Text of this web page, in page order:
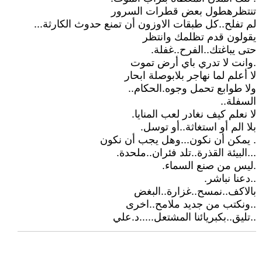
تنتظرهطول بعض قطرات السرور
لم تفلح..كل طبقات الاوزون أن تمنع حدوث الكارثة...
يقولون قدم تظلمك وانتظر
حتى يباغتك..الفرح..غفلة.
.وانت لا تدري باي أرض تموت
لا أعلم لما نهاجر بلابوصلة ابحار
ولا طوابع تحمل وجوه.الحكام..
السفلة..
لا نعلم كيف نغادر لعب المنايا.
بلا الم أو استغاثة..أو توسل.
. يمكن أن نكون...وهل يجب أن نكون
...البيئة القذرة..تلد فئران..ملحدة.
.ليس من صنع السماء.
..دعنا نباشر.
بالاكف..نمسح..غزارة..البغض
..ونكتب من جديد ملامح..اخرى
..تليق..بكبريائنا المشتعل.....د.علي